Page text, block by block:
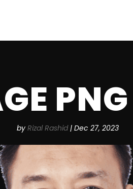
byRizal Rashid|Dec 27, 2023